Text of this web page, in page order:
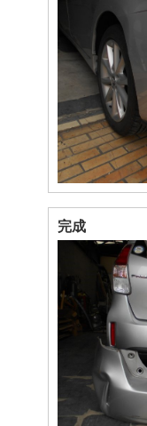
完成